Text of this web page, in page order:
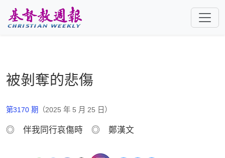
被剝奪的悲傷
第3170 期 （2025 年 5 月 25 日）
◎ 伴我同行哀傷時 ◎ 鄭漢文